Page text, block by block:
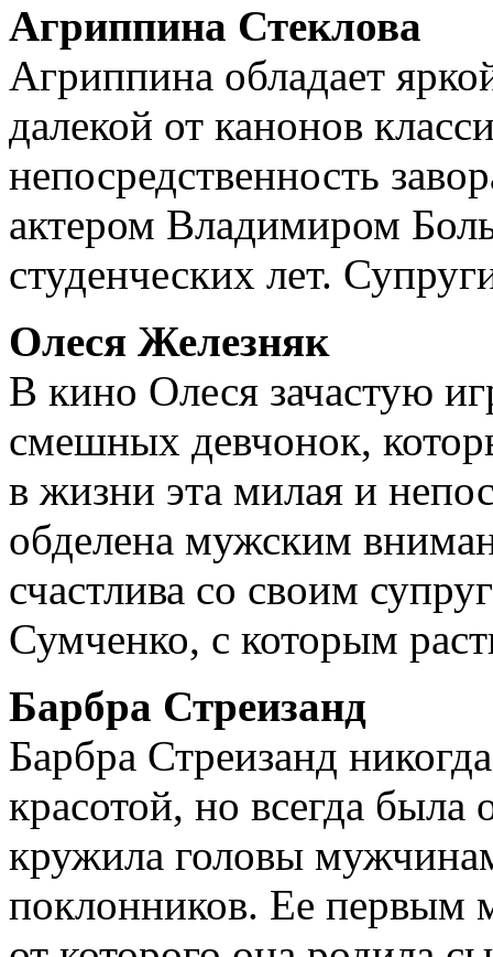
Агриппина Стеклова
Агриппина обладает
далекой от канонов
непосредственность
актером Владимиром
студенческих лет.
Олеся Железняк
В кино Олеся зачастую
смешных девчонок,
в жизни эта милая и
обделена мужским
счастлива со своим
Сумченко, с которым
Барбра Стреизанд
Барбра Стреизанд
красотой, но всегда была
кружила головы
поклонников. Ее первым